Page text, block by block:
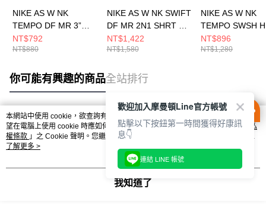
NIKE AS W NK
TEMPO DF MR 3”
SHORT 女 短褲
HM6097010
NT$792
NT$880
NIKE AS W NK SWIFT
DF MR 2N1 SHRT 女
短褲 HJ5377010
NT$1,422
NT$1,580
NIKE AS W NK
TEMPO SWSH
DF SS 女 短袖上
HV2773353
NT$896
NT$1,280
你可能有興趣的商品全站排行
熱門標籤
本網站中使用 cookie，欲查詢有關本網站使用 cookie 方式之詳情，及若您不希
望在電腦上使用 cookie 時應如何變更電腦的 cookie 設定，請參閱本網站「
隱私
權條款 」之 Cookie 聲明。您繼續使用本網站即表示您同意本公司得按本網站使
用條款之 Cookie 聲明使用 cookie。
了解更多 >
我知道了
歡迎加入摩曼頓Line官方帳號
點擊以下按鈕第一時間獲得好康訊
息👇
連結 LINE 帳號